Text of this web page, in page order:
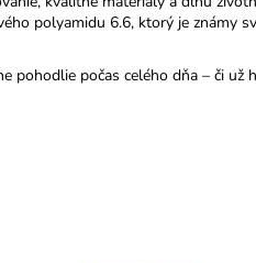
polyamidu 6.6, ktorý je známy
pohodlie počas celého dňa – či už